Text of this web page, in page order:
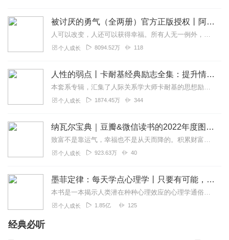
被讨厌的勇气（全两册）官方正版授权丨阿德勒心理学畅销经典｜幸福的勇气
人可以改变，人还可以获得幸福。所有人无一例外，都能如此。——阿德勒心理学一名深陷自卑、无能与不幸福的青年，听到了一名哲人主张的“世界无比单纯，人人都能幸福”便来...
个人成长 8094.52万 118
人性的弱点丨卡耐基经典励志全集：提升情商和沟通技巧
本套系专辑，汇集了人际关系学大师卡耐基的思想励志精华，收录《人性的弱点》《人性的优点》《语言的突破》《美好的人生》《快乐的人生》等所有经典！是卡耐基的经典合辑，...
个人成长 1874.45万 344
纳瓦尔宝典｜豆瓣&微信读书的2022年度图书|从白手起家到财务自由
致富不是靠运气，幸福也不是从天而降的。积累财富和幸福生活是我们可以学习的技能。这本书收集整理了硅谷投资人纳瓦尔在过去十年里通过推特、播客和采访等方式分享的人生智...
个人成长 923.63万 40
墨菲定律：每天学点心理学丨只要有可能，就一定会发生
本书是一本揭示人类潜在种种心理效应的心理学通俗读物，其中最有代表性的即“墨菲定律”。与此同时，从自我认知、经济管理等方面入手，作者引出了数十条对现代人工作和生活...
个人成长 1.85亿 125
经典必听